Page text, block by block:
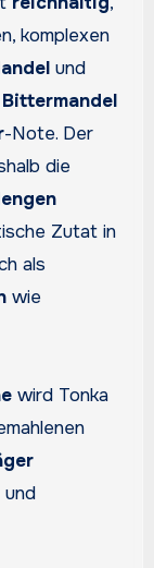
komplexen
und
Bittermandel
-Note. Der
die
Zutat in
als
wie
wird Tonka